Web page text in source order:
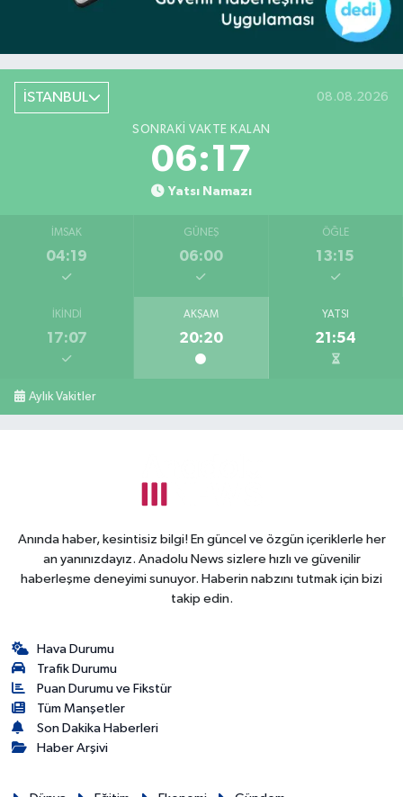
İSTANBUL 08.08.2026
SONRAKI VAKTE KALAN
06:16
Yatsı Namazı
İMSAK
04:19
GÜNEŞ
06:00
ÖĞLE
13:15
İKINDI
17:07
AKŞAM
20:20
YATSI
21:54
Aylık Vakitler
Anında haber, kesintisiz bilgi! En güncel ve özgün içeriklerle her
an yanınızdayız. Anadolu News sizlere hızlı ve güvenilir
haberleşme deneyimi sunuyor. Haberin nabzını tutmak için bizi
takip edin.
Hava Durumu
Trafik Durumu
Puan Durumu ve Fikstür
Tüm Manşetler
Son Dakika Haberleri
Haber Arşivi